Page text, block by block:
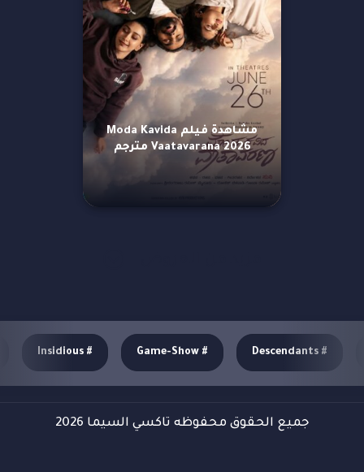
مشاهدة فيلم Moda Kavida
Vaatavarana 2026 مترجم
#
Descendants
#
Game-Show
#
Insidious
جميع الحقوق محفوظه تاكسي السيما 2026